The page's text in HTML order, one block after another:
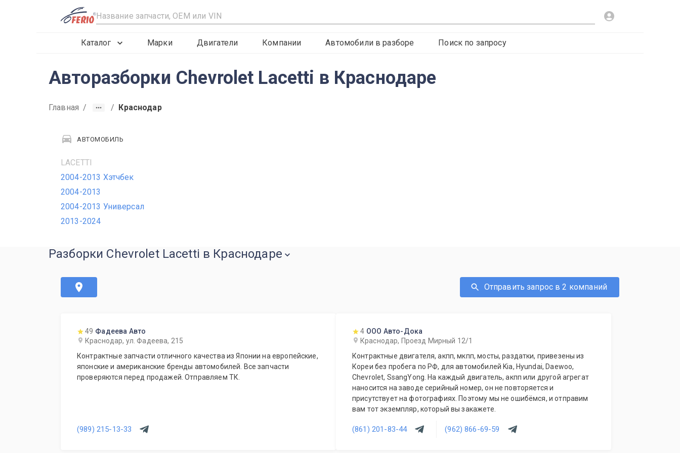
R
Каталог Марки Двигатели Компании Автомобили в разборе Поиск по запросу
Авторазборки Chevrolet Lacetti в Краснодаре
Главная / / Краснодар
АВТОМОБИЛЬ
LACETTI
2004-2013 Хэтчбек
2004-2013
2004-2013 Универсал
2013-2024
Разборки Chevrolet Lacetti в Краснодаре
Отправить запрос в 2 компаний
49 Фадеева Авто
Краснодар, ул. Фадеева, 215
Контрактные запчасти отличного качества из Японии на европейские,
японские и американские бренды автомобилей. Все запчасти
проверяются перед продажей. Отправляем ТК.
(989) 215-13-33
4 ООО Авто-Дока
Краснодар, Проезд Мирный 12/1
Контрактные двигателя, акпп, мкпп, мосты, раздатки, привезены из
Кореи без пробега по РФ, для автомобилей Kia, Hyundai, Daewoo,
Chevrolet, SsangYong. На каждый двигатель, акпп или другой агрегат
наносится на заводе серийный номер, он не повторяется и
присутствует на фотографиях. Поэтому мы не ошибёмся, и отправим
вам тот экземпляр, который вы закажете.
(861) 201-83-44 (962) 866-69-59